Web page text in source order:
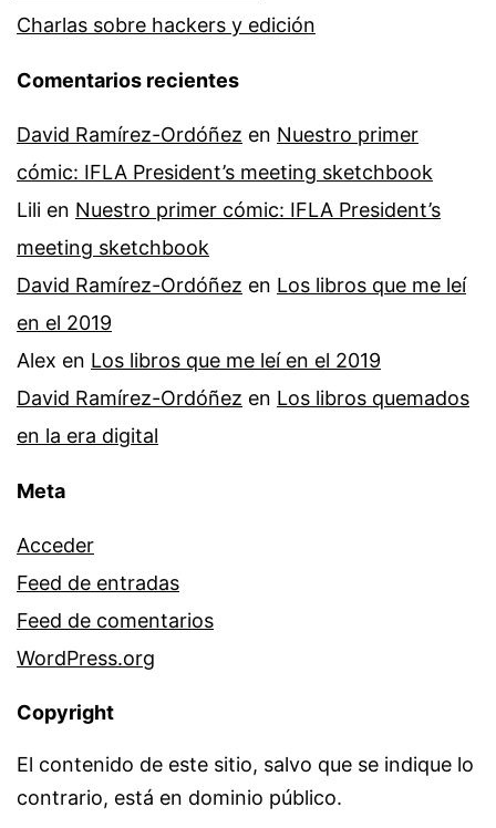
Charlas sobre hackers y edición
Comentarios recientes
David Ramírez-Ordóñez en Nuestro primer
cómic: IFLA President’s meeting sketchbook
Lili en Nuestro primer cómic: IFLA President’s
meeting sketchbook
David Ramírez-Ordóñez en Los libros que me leí
en el 2019
Alex en Los libros que me leí en el 2019
David Ramírez-Ordóñez en Los libros quemados
en la era digital
Meta
Acceder
Feed de entradas
Feed de comentarios
WordPress.org
Copyright
El contenido de este sitio, salvo que se indique lo
contrario, está en dominio público.